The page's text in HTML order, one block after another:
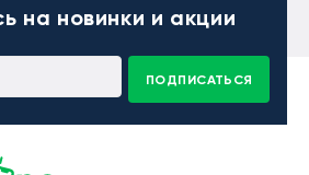
на новинки и акции
ПОДПИСАТЬСЯ